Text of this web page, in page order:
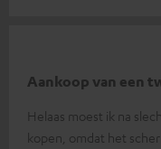
Aankoop van een
Helaas moest ik na
kopen, omdat het